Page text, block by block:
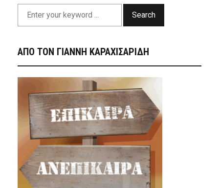
Search
ΑΠΟ ΤΟΝ ΓΙΑΝΝΗ ΚΑΡΑΧΙΣΑΡΙΔΗ